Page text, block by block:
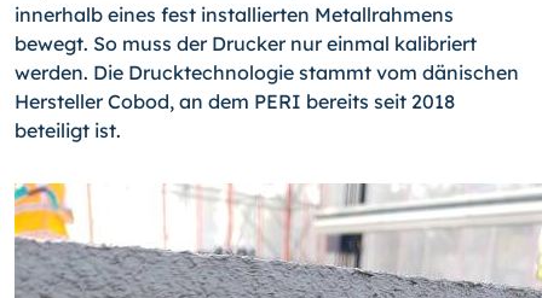
innerhalb eines fest installierten Metallrahmens
bewegt. So muss der Drucker nur einmal kalibriert
werden. Die Drucktechnologie stammt vom dänischen
Hersteller Cobod, an dem PERI bereits seit 2018
beteiligt ist.